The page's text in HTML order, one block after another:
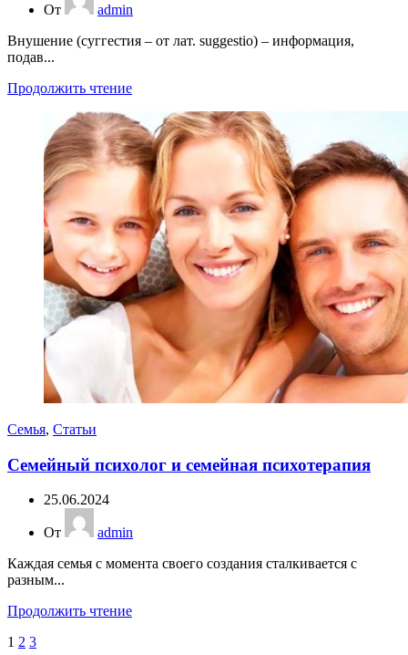
От
admin
Внушение (суггестия – от лат. suggestio) – информация,
подав...
Продолжить чтение
Семья, Статьи
Семейный психолог и семейная психотерапия
25.06.2024
От
admin
Каждая семья с момента своего создания сталкивается с
разным...
Продолжить чтение
1 2 3